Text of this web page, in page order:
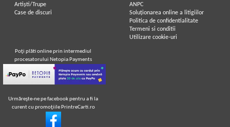
Artiști/Trupe
Case de discuri
ANPC
Soluționarea online a litigiilor
Politica de confidentialitate
Termeni si conditii
Utilizare cookie-uri
Poţi plăti online prin intermediul
procesatorului Netopia Payments
Urmăreşte-ne pe facebook pentru a fi la
curent cu promoţiile PrintreCarti.ro